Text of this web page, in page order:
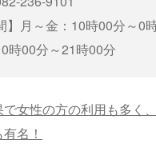
】月～金：10時00分～0
時00分～21時00分
で女性の方の利用も多く
名！